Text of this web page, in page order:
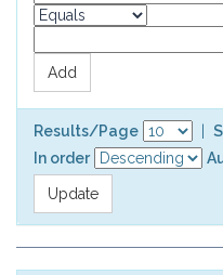
Results/Page
In order